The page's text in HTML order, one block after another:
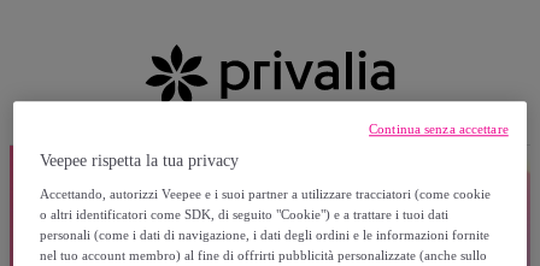
Veepee rispetta la tua privacy
Accettando, autorizzi Veepee e i suoi partner a utilizzare tracciatori (come cookie
o altri identificatori come SDK, di seguito "Cookie") e a trattare i tuoi dati
personali (come i dati di navigazione, i dati degli ordini e le informazioni fornite
nel tuo account membro) al fine di offrirti pubblicità personalizzate (anche sullo
Continua senza accettare